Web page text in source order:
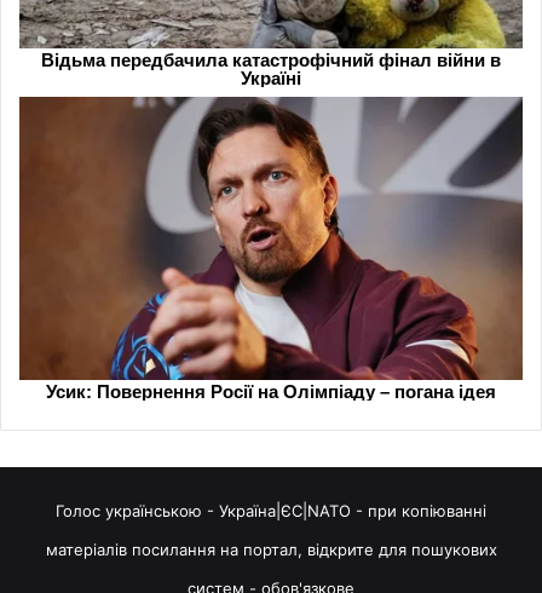
Голос українською - Україна|ЄС|NATO - при копіюванні
матеріалів посилання на портал, відкрите для пошукових
систем - обов'язкове